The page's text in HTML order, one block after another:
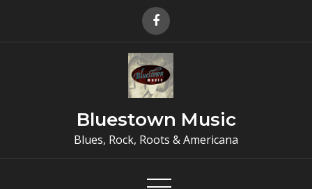
Bluestown Music
Blues, Rock, Roots & Americana